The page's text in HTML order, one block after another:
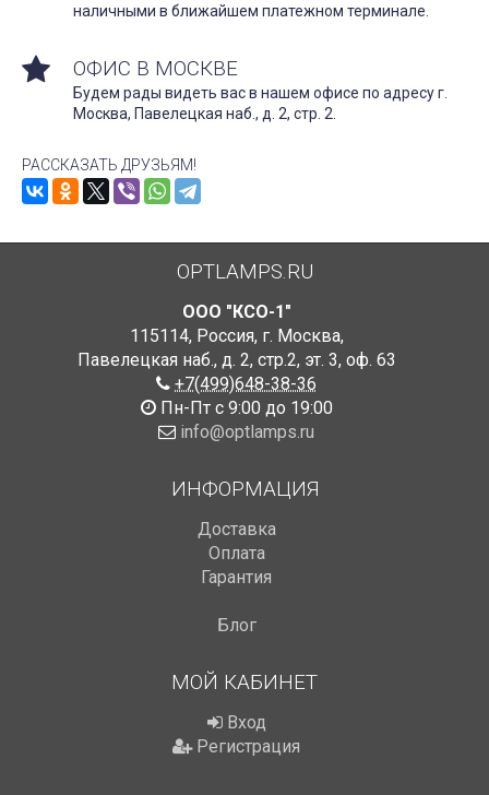
наличными в ближайшем платежном терминале.
ОФИС В МОСКВЕ
Будем рады видеть вас в нашем офисе по адресу г.
Москва, Павелецкая наб., д. 2, стр. 2.
РАССКАЗАТЬ ДРУЗЬЯМ!
OPTLAMPS.RU
ООО "КСО-1"
115114, Россия, г. Москва,
Павелецкая наб., д. 2, стр.2, эт. 3, оф. 63
+7(499)648-38-36
Пн-Пт с 9:00 до 19:00
info@optlamps.ru
ИНФОРМАЦИЯ
Доставка
Оплата
Гарантия
Блог
МОЙ КАБИНЕТ
Вход
Регистрация